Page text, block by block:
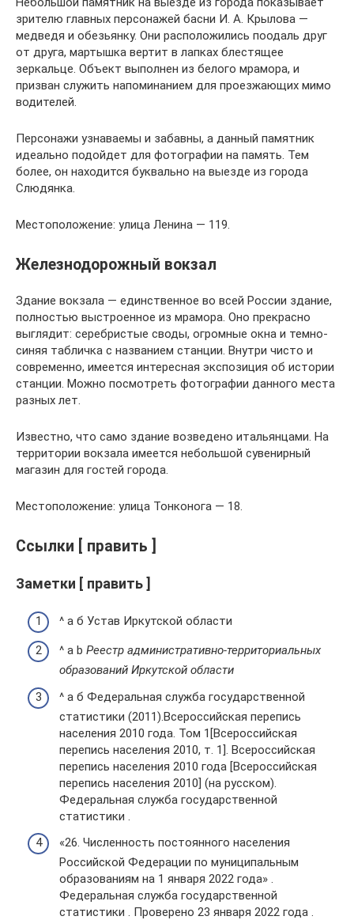
зрителю главных персонажей басни И. А. Крылова —
медведя и обезьянку. Они расположились поодаль друг
от друга, мартышка вертит в лапках блестящее
зеркальце. Объект выполнен из белого мрамора, и
призван служить напоминанием для проезжающих мимо
водителей.
Персонажи узнаваемы и забавны, а данный памятник
идеально подойдет для фотографии на память. Тем
более, он находится буквально на выезде из города
Слюдянка.
Местоположение: улица Ленина — 119.
Железнодорожный вокзал
Здание вокзала — единственное во всей России здание,
полностью выстроенное из мрамора. Оно прекрасно
выглядит: серебристые своды, огромные окна и темно-
синяя табличка с названием станции. Внутри чисто и
современно, имеется интересная экспозиция об истории
станции. Можно посмотреть фотографии данного места
разных лет.
Известно, что само здание возведено итальянцами. На
территории вокзала имеется небольшой сувенирный
магазин для гостей города.
Местоположение: улица Тонконога — 18.
Ссылки [ править ]
Заметки [ править ]
^ а б Устав Иркутской области
^ a b Реестр административно-территориальных
образований Иркутской области
^ а б Федеральная служба государственной
статистики (2011).Всероссийская перепись
населения 2010 года. Том 1[Всероссийская
перепись населения 2010, т. 1]. Всероссийская
перепись населения 2010 года [Всероссийская
перепись населения 2010] (на русском).
Федеральная служба государственной
статистики .
«26. Численность постоянного населения
Российской Федерации по муниципальным
образованиям на 1 января 2022 года» .
Федеральная служба государственной
статистики . Проверено 23 января 2022 года .